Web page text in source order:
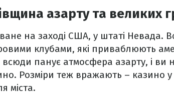
азарту та великих
на заході США, у штаті Невада.
клубами, які приваблюють
всюди панує атмосфера азарту, і ви
Розміри теж вражають – казино у
міста.